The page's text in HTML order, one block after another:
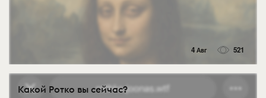
4 Авг 521
Какой Ротко вы сейчас?